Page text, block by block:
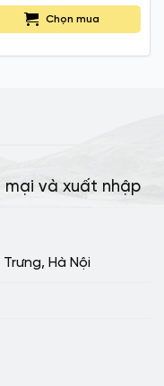
Chọn mua
mại và xuất nhập
Trưng, Hà Nội